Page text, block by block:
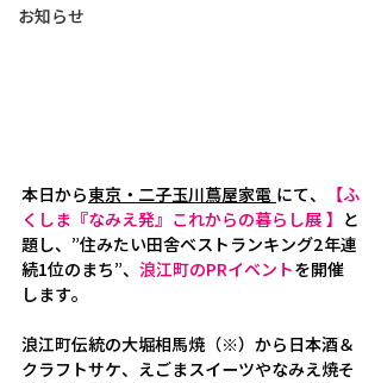
お知らせ
本日から東京・二子玉川蔦屋家電 にて、
【ふ
くしま『なみえ発』これからの暮らし展 】
と
題し、”住みたい田舎ベストランキング2年連
続1位のまち”、 浪江町のPRイベントを開催
します。
浪江町伝統の大堀相馬焼（※）から日本酒＆
クラフトサケ、えごまスイーツやなみえ焼そ